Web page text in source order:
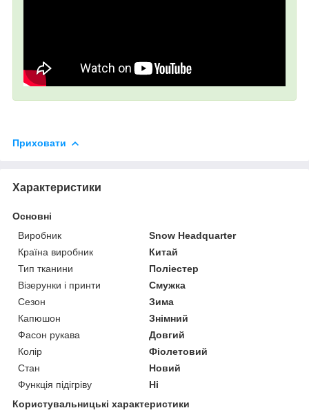
Приховати
Характеристики
Основні
Виробник
Snow Headquarter
Країна виробник
Китай
Тип тканини
Поліестер
Візерунки і принти
Смужка
Сезон
Зима
Капюшон
Знімний
Фасон рукава
Довгий
Колір
Фіолетовий
Стан
Новий
Функція підігріву
Ні
Користувальницькі характеристики